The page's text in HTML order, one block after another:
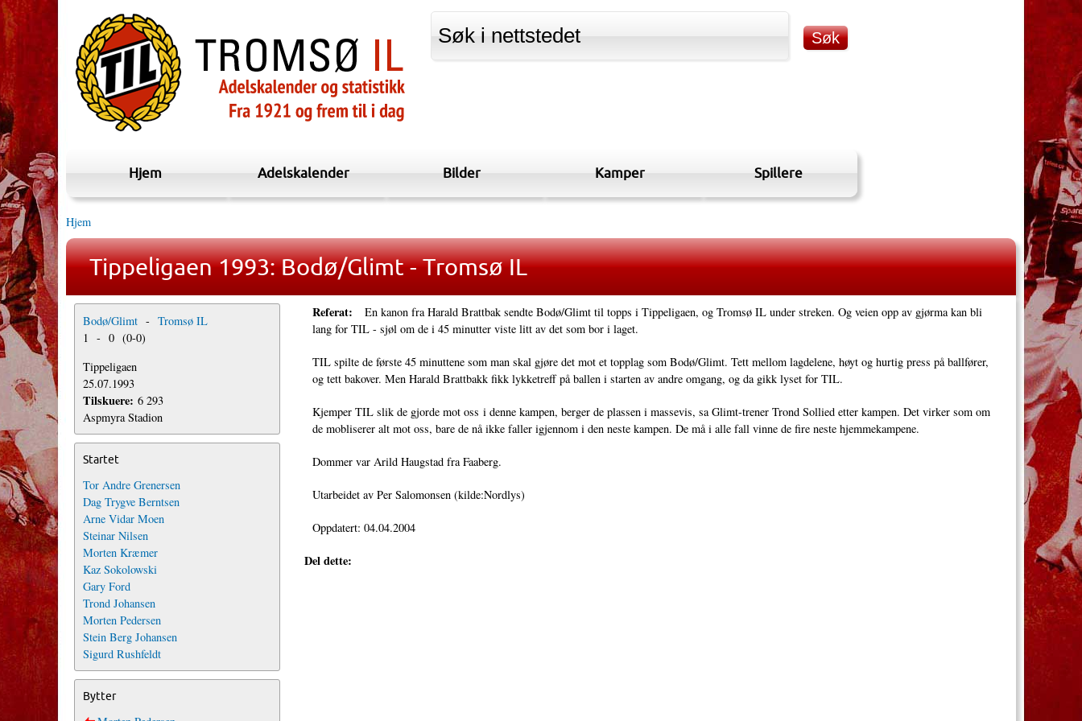
Hjem Adelskalender Bilder Kamper Spillere
Hjem
Tippeligaen 1993: Bodø/Glimt - Tromsø IL
Bodø/Glimt - Tromsø IL
1 - 0 (0-0)
Tippeligaen
25.07.1993
Tilskuere: 6 293
Aspmyra Stadion
Startet
Tor Andre Grenersen
Dag Trygve Berntsen
Arne Vidar Moen
Steinar Nilsen
Morten Kræmer
Kaz Sokolowski
Gary Ford
Trond Johansen
Morten Pedersen
Stein Berg Johansen
Sigurd Rushfeldt
Bytter
Referat:
En kanon fra Harald Brattbak sendte Bodø/Glimt til topps i Tippeligaen, og Tromsø IL under streken. Og veien opp av gjørma kan bli
lang for TIL - sjøl om de i 45 minutter viste litt av det som bor i laget.
TIL spilte de første 45 minuttene som man skal gjøre det mot et topplag som Bodø/Glimt. Tett mellom lagdelene, høyt og hurtig press på ballfører,
og tett bakover. Men Harald Brattbakk fikk lykketreff på ballen i starten av andre omgang, og da gikk lyset for TIL.
Kjemper TIL slik de gjorde mot oss i denne kampen, berger de plassen i massevis, sa Glimt-trener Trond Sollied etter kampen. Det virker som om
de mobliserer alt mot oss, bare de nå ikke faller igjennom i den neste kampen. De må i alle fall vinne de fire neste hjemmekampene.
Dommer var Arild Haugstad fra Faaberg.
Utarbeidet av Per Salomonsen (kilde:Nordlys)
Oppdatert: 04.04.2004
Del dette: